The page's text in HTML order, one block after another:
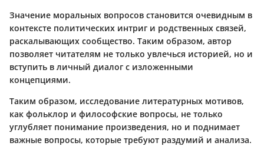
Значение моральных вопросов становится очевидным в
контексте политических интриг и родственных связей,
раскалывающих сообщество. Таким образом, автор
позволяет читателям не только увлечься историей, но и
вступить в личный диалог с изложенными
концепциями.
Таким образом, исследование литературных мотивов,
как фольклор и философские вопросы, не только
углубляет понимание произведения, но и поднимает
важные вопросы, которые требуют раздумий и анализа.